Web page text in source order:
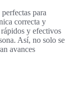
perfectas para
correcta y
y efectivos
Así, no solo se
avances